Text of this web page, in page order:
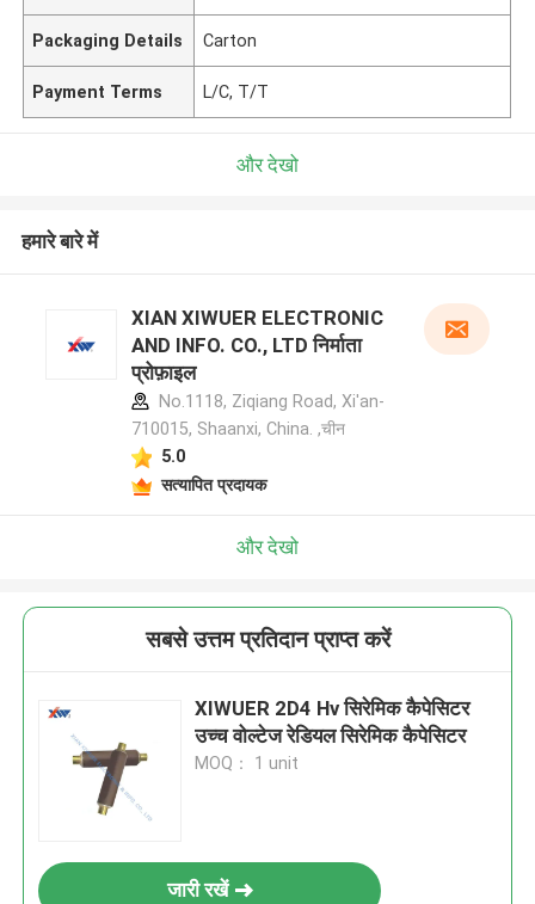
Packaging Details Carton
Payment Terms L/C, T/T
और देखो
हमारे बारे में
XIAN XIWUER ELECTRONIC
AND INFO. CO., LTD निर्माता
प्रोफ़ाइल
No.1118, Ziqiang Road, Xi'an-
710015, Shaanxi, China. ,चीन
5.0
सत्यापित प्रदायक
और देखो
सबसे उत्तम प्रतिदान प्राप्त करें
XIWUER 2D4 Hv सिरेमिक कैपेसिटर
उच्च वोल्टेज रेडियल सिरेमिक कैपेसिटर
MOQ： 1 unit
जारी रखें